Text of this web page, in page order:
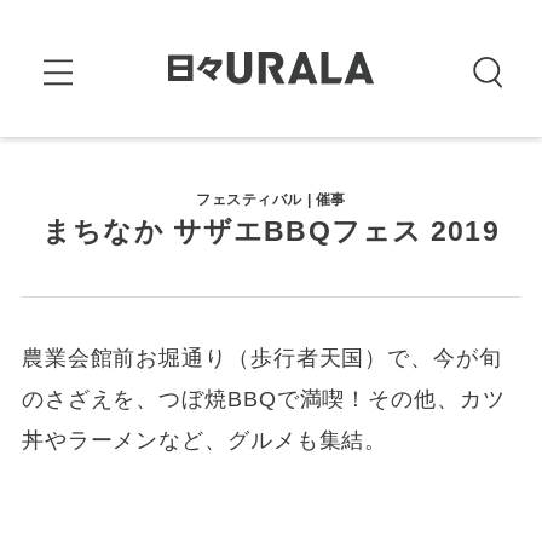
フェスティバル | 催事
まちなか サザエBBQフェス 2019
農業会館前お堀通り（歩行者天国）で、今が旬
のさざえを、つぼ焼BBQで満喫！その他、カツ
丼やラーメンなど、グルメも集結。